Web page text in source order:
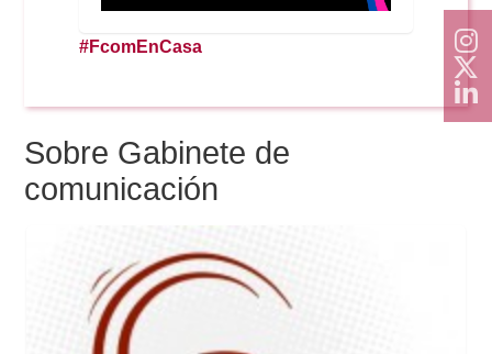
#FcomEnCasa
Sobre Gabinete de
comunicación